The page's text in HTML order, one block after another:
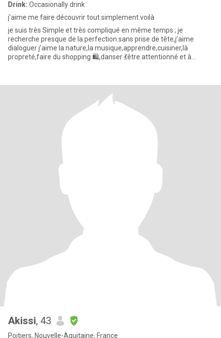
Drink: Occasionally drink
j’aime me faire découvrir tout simplement.voilà
je suis très Simple et très compliqué en même temps ; je
recherche presque de la perfection.sans prise de tête,j’aime
dialoguer j’aime la nature,la musique,apprendre,cuisiner,là
propreté,faire du shopping 🛍️,danser 💃être attentionné et à
Akissi, 43
Poitiers, Nouvelle-Aquitaine, France